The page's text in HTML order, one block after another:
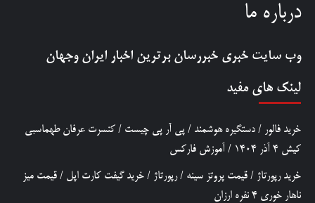
درباره ما
وب سایت خبری خبررسان برترین اخبار ایران وجهان
لینک های مفید
خرید فالور / دستگیره هوشمند / پی آر پی چیست / کنسرت عرفان طهماسبی
کیش 4 آذر 1404
/ آموزش فارکس
خرید رپورتاژ / قیمت پروتز سینه /رپورتاژ / خرید گیفت کارت اپل / قیمت میز
ناهار خوری 4 نفره ارزان